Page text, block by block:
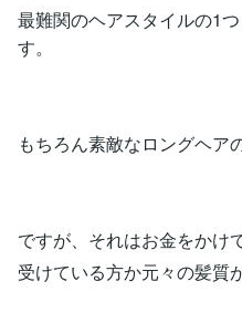
最難関のヘアスタイルの1
す。
もちろん素敵なロングヘア
ですが、それはお金をかけ
受けている方か元々の髪質